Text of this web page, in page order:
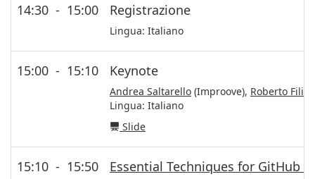
14:30 - 15:00 Registrazione
Lingua: Italiano
15:00 - 15:10 Keynote
Andrea Saltarello (Improove), Roberto
Lingua: Italiano
Slide
15:10 - 15:50 Essential Techniques for GitHub